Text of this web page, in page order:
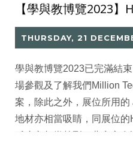
【學與教博覽2023
THURSDAY, 21
學與教博覽2023已完滿結
場參觀及了解我們Million
案，除此之外，展位所用
地材亦相當吸睛，同展位